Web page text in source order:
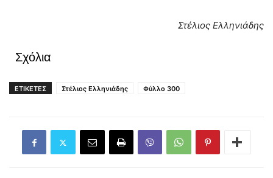
Στέλιος Ελληνιάδης
Σχόλια
ΕΤΙΚΕΤΕΣ Στέλιος Ελληνιάδης Φύλλο 300